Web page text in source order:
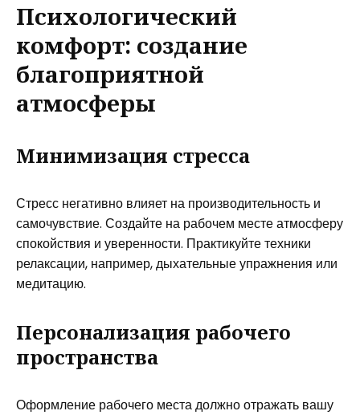
Психологический
комфорт: создание
благоприятной
атмосферы
Минимизация стресса
Стресс негативно влияет на производительность и
самочувствие. Создайте на рабочем месте атмосферу
спокойствия и уверенности. Практикуйте техники
релаксации, например, дыхательные упражнения или
медитацию.
Персонализация рабочего
пространства
Оформление рабочего места должно отражать вашу